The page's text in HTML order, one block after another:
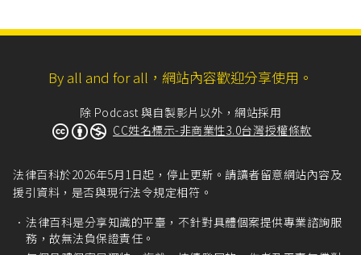
By all and for all，網站內容歡迎分享使用。
除 Podcast 與自製影片以外，網站採用
CC姓名標示-非商業性3.0台灣授權條款
法律百科於2026年5月1日起，停止更新。請讀者留意網站內容及
援引資料，是否與現行法令規定相符。
法律百科是分享知識的平臺，不針對具體個案提供專業諮詢服
務，故無法負保證責任。